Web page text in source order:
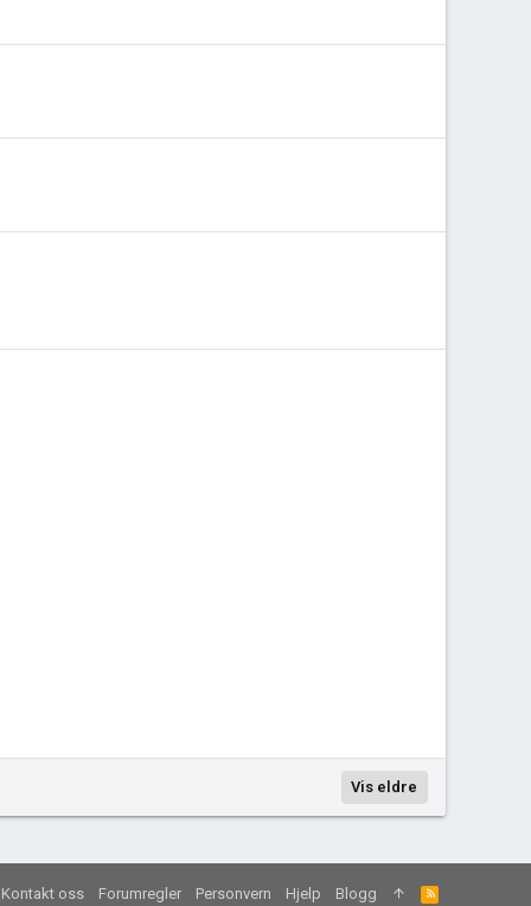
Vis eldre
Kontakt oss Forumregler Personvern Hjelp Blogg
R